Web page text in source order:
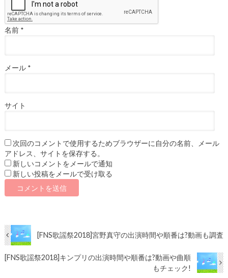
名前 *
メール *
サイト
次回のコメントで使用するためブラウザーに自分の名前、メール
アドレス、サイトを保存する。
新しいコメントをメールで通知
新しい投稿をメールで受け取る
[FNS歌謡祭2018]宮野真守の出演時間や順番は?動画も調査
[FNS歌謡祭2018]キンプリの出演時間や順番は?動画や曲順
もチェック!